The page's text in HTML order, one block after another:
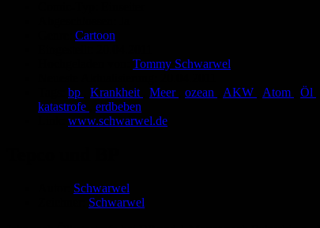
Cartoon
Tommy Schwarwel
bp Krankheit Meer ozean AKW Atom Öl
katastrofe
erdbeben
www.schwarwel.de
Schwarwel
Schwarwel